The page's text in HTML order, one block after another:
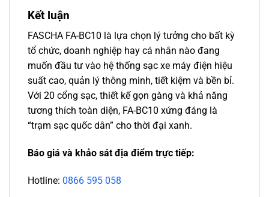
Kết luận
FASCHA FA-BC10 là lựa chọn lý tưởng cho bất kỳ
tổ chức, doanh nghiệp hay cá nhân nào đang
muốn đầu tư vào hệ thống sạc xe máy điện hiệu
suất cao, quản lý thông minh, tiết kiệm và bền bỉ.
Với 20 cổng sạc, thiết kế gọn gàng và khả năng
tương thích toàn diện, FA-BC10 xứng đáng là
“trạm sạc quốc dân” cho thời đại xanh.
Báo giá và khảo sát địa điểm trực tiếp:
Hotline: 0866 595 058